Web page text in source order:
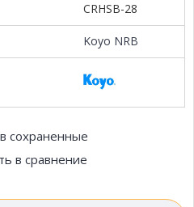
CRHSB-28
Koyo NRB
сохраненные
в сравнение